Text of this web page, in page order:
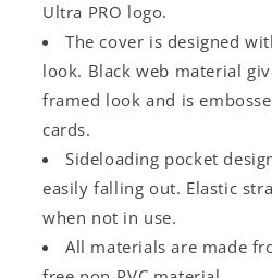
Ultra PRO logo.
The cover is designed
look. Black web material
framed look and is
cards.
Sideloading pocket
easily falling out. Elastic
when not in use.
All materials are made